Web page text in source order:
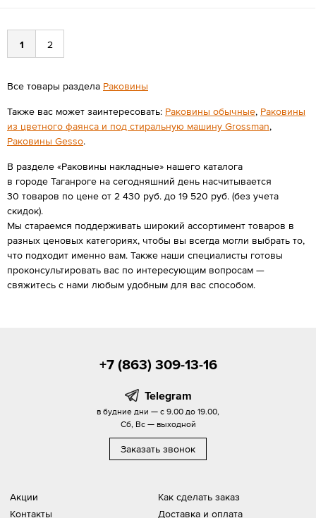
1 2
Все товары раздела Раковины
Также вас может заинтересовать: Раковины обычные, Раковины
из цветного фаянса и под стиральную машину Grossman,
Раковины Gesso.
В разделе «Раковины накладные» нашего каталога
в городе Таганроге на сегодняшний день насчитывается
30 товаров по цене от 2 430 руб. до 19 520 руб. (без учета
скидок).
Мы стараемся поддерживать широкий ассортимент товаров в
разных ценовых категориях, чтобы вы всегда могли выбрать то,
что подходит именно вам. Также наши специалисты готовы
проконсультировать вас по интересующим вопросам —
свяжитесь с нами любым удобным для вас способом.
Акции
Контакты
Как сделать заказ
Доставка и оплата
+7 (863) 309-13-16
Telegram
в будние дни — с 9.00 до 19.00,
Сб, Вс — выходной
Заказать звонок